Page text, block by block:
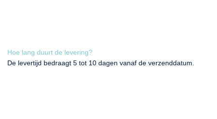
Hoe lang duurt de levering?
De levertijd bedraagt 5 tot 10 dagen vanaf de verzenddatum.